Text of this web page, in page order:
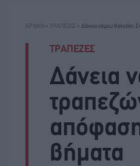
ΑΡΧΙΚΗ » ΤΡΑΠΕΖΕΣ » Δάνεια νόμου Κατσέλη:
ΤΡΑΠΕΖΕΣ
Δάνεια
βήματα